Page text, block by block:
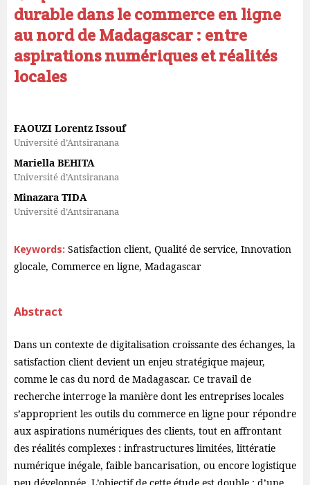
durable dans le commerce en ligne
au nord de Madagascar : entre
aspirations numériques et réalités
locales
FAOUZI Lorentz Issouf
Université d’Antsiranana
Mariella BEHITA
Université d’Antsiranana
Minazara TIDA
Université d’Antsiranana
Keywords: Satisfaction client, Qualité de service, Innovation
glocale, Commerce en ligne, Madagascar
Abstract
Dans un contexte de digitalisation croissante des échanges, la
satisfaction client devient un enjeu stratégique majeur,
comme le cas du nord de Madagascar. Ce travail de
recherche interroge la manière dont les entreprises locales
s’approprient les outils du commerce en ligne pour répondre
aux aspirations numériques des clients, tout en affrontant
des réalités complexes : infrastructures limitées, littératie
numérique inégale, faible bancarisation, ou encore logistique